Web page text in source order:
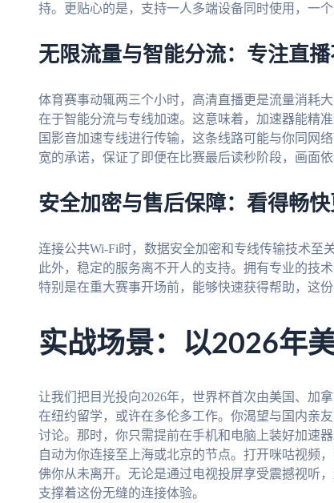
持。更贴心的是，支持一人多端设备同时使用，一
无限流量与智能分流：专注直
体育赛事动辄两三个小时，高清直播更是流量消耗
在于智能分流与专线加速。这意味着，加速器能精
国影音加速专线进行传输，这条线路可能与你同网
宽的承诺，保证了即便在比赛最后读秒阶段，画面依
安全加密与售后保障：看得畅
连接公共Wi-Fi时，数据安全加密和专线传输技术至
此外，稳定的服务离不开人的支持。拥有专业的技
特别是在重大赛事开场前，能够快速获得帮助，这份
实战场景：以2026年
让我们把目光投向2026年，世界杯首次由美国、加
在纽约留学，或许在多伦多工作。你渴望与国内亲
讨论。那时，你只需提前在手机和电脑上装好加速
自动为你连接至上海或北京的节点。打开咪咕视频
佛你从未离开。无论是通过电视投屏享受震撼视听
支撑着这份无缝的连接体验。